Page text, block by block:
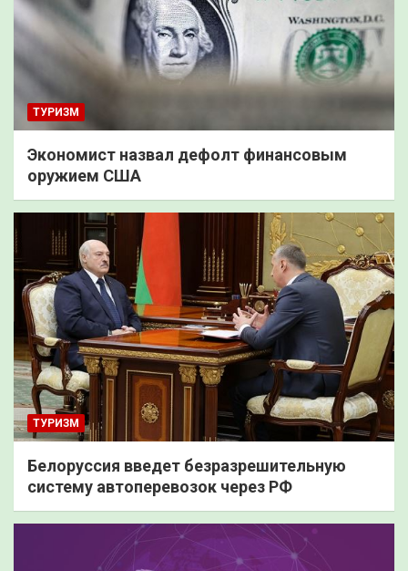
ТУРИЗМ
Экономист назвал дефолт финансовым
оружием США
ТУРИЗМ
Белоруссия введет безразрешительную
систему автоперевозок через РФ